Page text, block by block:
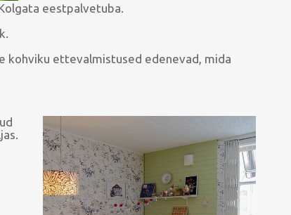
eestpalvetuba.
kohviku ettevalmistused edenevad, mida